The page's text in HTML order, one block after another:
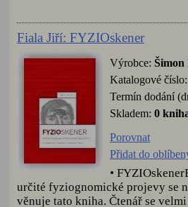
Fiala Jiří: FYZIOskener
Výrobce: Šimon
Katalogové
Termín dodání
Skladem: 0
Porovnat
Přidat do
•
určité fyziognomické projevy se
věnuje tato kniha. Čtenář se